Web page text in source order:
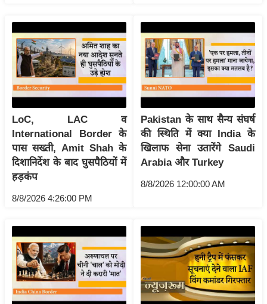
त
यं
ग
इं
डि
या
सा
हि
त्य
ज
ग
त
व
र्ल्ड
न्यू
ज
LoC, LAC व
International Border के
पास सख्ती, Amit Shah के
दिशानिर्देश के बाद घुसपैठियों में
हड़कंप
8/8/2026 4:26:00 PM
Pakistan के साथ सैन्य संघर्ष
की स्थिति में क्या India के
खिलाफ सेना उतारेंगे Saudi
Arabia और Turkey
8/8/2026 12:00:00 AM